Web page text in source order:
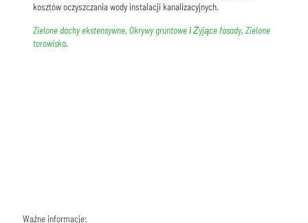
kosztów oczyszczania wody instalacji kanalizacyjnych.
Zielone dachy ekstensywne,Okrywy gruntowe iŻyjące fasady,Zielone
torowiska.
Ważne informacje: